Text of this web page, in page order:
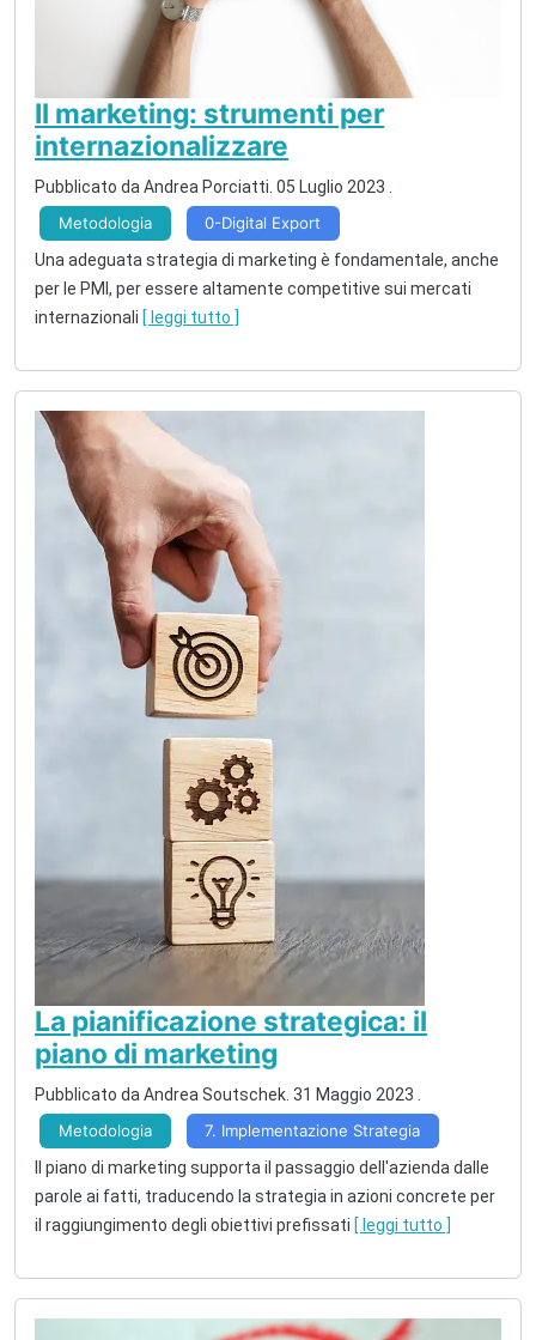
Il marketing: strumenti per
internazionalizzare
Pubblicato da Andrea Porciatti. 05 Luglio 2023 .
Metodologia
0-Digital Export
Una adeguata strategia di marketing è fondamentale, anche
per le PMI, per essere altamente competitive sui mercati
internazionali [ leggi tutto ]
La pianificazione strategica: il
piano di marketing
Pubblicato da Andrea Soutschek. 31 Maggio 2023 .
Metodologia
7. Implementazione Strategia
Il piano di marketing supporta il passaggio dell'azienda dalle
parole ai fatti, traducendo la strategia in azioni concrete per
il raggiungimento degli obiettivi prefissati [ leggi tutto ]